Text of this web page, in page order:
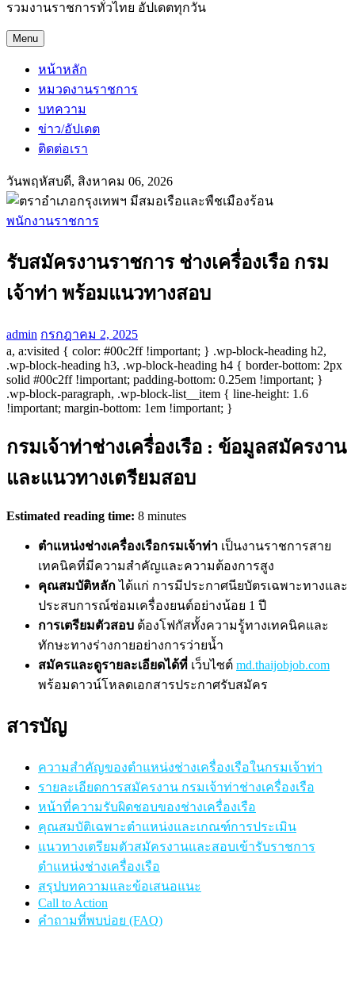
รวมงานราชการทั่วไทย อัปเดตทุกวัน
Menu
หน้าหลัก
หมวดงานราชการ
บทความ
ข่าว/อัปเดต
ติดต่อเรา
วันพฤหัสบดี, สิงหาคม 06, 2026
พนักงานราชการ
รับสมัครงานราชการ ช่างเครื่องเรือ กรม
เจ้าท่า พร้อมแนวทางสอบ
admin กรกฎาคม 2, 2025
a, a:visited { color: #00c2ff !important; } .wp-block-heading h2,
.wp-block-heading h3, .wp-block-heading h4 { border-bottom: 2px
solid #00c2ff !important; padding-bottom: 0.25em !important; }
.wp-block-paragraph, .wp-block-list__item { line-height: 1.6
!important; margin-bottom: 1em !important; }
กรมเจ้าท่าช่างเครื่องเรือ : ข้อมูลสมัครงาน
และแนวทางเตรียมสอบ
Estimated reading time: 8 minutes
ตำแหน่งช่างเครื่องเรือกรมเจ้าท่า เป็นงานราชการสาย
เทคนิคที่มีความสำคัญและความต้องการสูง
คุณสมบัติหลักได้แก่ การมีประกาศนียบัตรเฉพาะทางและ
ประสบการณ์ซ่อมเครื่องยนต์อย่างน้อย 1 ปี
การเตรียมตัวสอบ ต้องโฟกัสทั้งความรู้ทางเทคนิคและ
ทักษะทางร่างกายอย่างการว่ายน้ำ
สมัครและดูรายละเอียดได้ที่ เว็บไซต์ md.thaijobjob.com
พร้อมดาวน์โหลดเอกสารประกาศรับสมัคร
สารบัญ
ความสำคัญของตำแหน่งช่างเครื่องเรือในกรมเจ้าท่า
รายละเอียดการสมัครงาน กรมเจ้าท่าช่างเครื่องเรือ
หน้าที่ความรับผิดชอบของช่างเครื่องเรือ
คุณสมบัติเฉพาะตำแหน่งและเกณฑ์การประเมิน
แนวทางเตรียมตัวสมัครงานและสอบเข้ารับราชการ
ตำแหน่งช่างเครื่องเรือ
สรุปบทความและข้อเสนอแนะ
Call to Action
คำถามที่พบบ่อย (FAQ)